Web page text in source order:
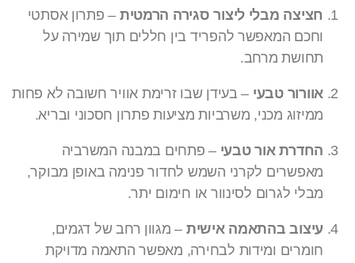
חציצה מבלי ליצור סגירה הרמטית – פתרון אסתטי
וחכם המאפשר להפריד בין חללים תוך שמירה על
תחושת מרחב.
אוורור טבעי – בעידן שבו זרימת אוויר חשובה לא פחות
ממיזוג מכני, משרביות מציעות פתרון חסכוני ובריא.
החדרת אור טבעי – פתחים במבנה המשרביה
מאפשרים לקרני השמש לחדור פנימה באופן מבוקר,
מבלי לגרום לסינוור או חימום יתר.
עיצוב בהתאמה אישית – מגוון רחב של דגמים,
חומרים ומידות לבחירה, מאפשר התאמה מדויקת